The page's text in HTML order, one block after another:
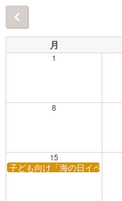
月
1
8
15
子ども向け「海の日イベント」